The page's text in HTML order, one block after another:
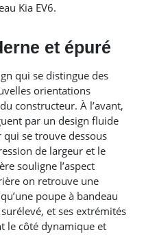
Kia EV6.
et épuré
qui se distingue des
orientations
constructeur. À l’avant,
par un design fluide
qui se trouve dessous
de largeur et le
souligne l’aspect
on retrouve une
poupe à bandeau
et ses extrémités
le côté dynamique et